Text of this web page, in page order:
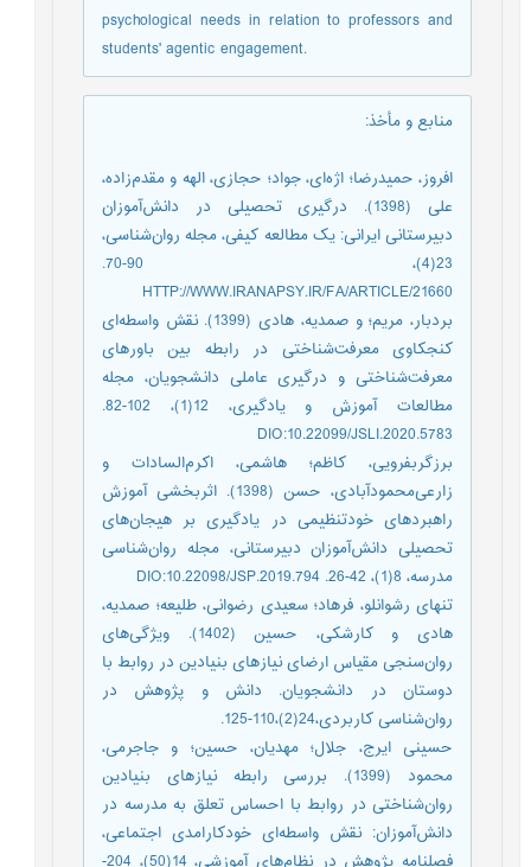
psychological needs in relation to professors and
students' agentic engagement.
منابع و مأخذ:
افروز، حمیدرضا؛ اژه‌‌ای، جواد؛ حجازی، الهه و مقدم‌‌زاده،
علی (1398). درگیری تحصیلی در دانش‌‌آموزان
دبیرستانی ایرانی: یک مطالعه کیفی، مجله روان‌شناسی،
23(4)، 90-70.
HTTP://WWW.IRANAPSY.IR/FA/ARTICLE/21660
بردبار، مریم؛ و صمدیه، هادی (1399). نقش واسطه‌‌ای
کنجکاوی معرفت‌شناختی در رابطه بین باورهای
معرفت‌شناختی و درگیری عاملی دانشجویان، مجله
مطالعات آموزش و یادگیری، 12(1)، 102-82.
DIO:10.22099/JSLI.2020.5783
برزگربفرویی، کاظم؛ هاشمی، اکرم‌‌السادات و
زارعی‌‌محمودآبادی، حسن (1398). اثربخشی آموزش
راهبردهای خودتنظیمی در یادگیری بر هیجان‌های
تحصیلی دانش‌‌آموزان دبیرستانی، مجله روان‌شناسی
مدرسه، 8(1)، 42-26. DIO:10.22098/JSP.2019.794
تنهای رشوانلو، فرهاد؛ سعیدی رضوانی، طلیعه؛ صمدیه،
هادی و کارشکی، حسین (1402). ویژگی‌های
روان‌سنجی مقیاس ارضای نیازهای بنیادین در روابط با
دوستان در دانشجویان. دانش و پژوهش در
روان‌شناسی کاربردی،24(2)،110-125.
حسینی ایرج، جلال؛ مهدیان، حسین؛ و جاجرمی،
محمود (1399). بررسی رابطه نیازهای بنیادین
روان‌شناختی در روابط با احساس تعلق به مدرسه در
دانش‌‌آموزان: نقش واسطه‌‌ای خودکارامدی اجتماعی،